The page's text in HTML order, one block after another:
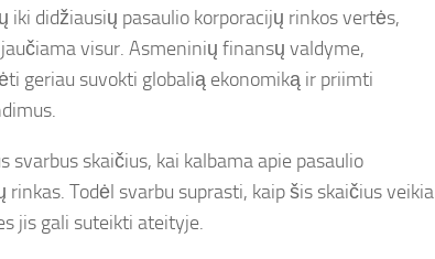
iki didžiausių pasaulio korporacijų rinkos vertės,
visur. Asmeninių finansų valdyme,
geriau suvokti globalią ekonomiką ir priimti
svarbus skaičius, kai kalbama apie pasaulio
Todėl svarbu suprasti, kaip šis skaičius veikia
jis gali suteikti ateityje.